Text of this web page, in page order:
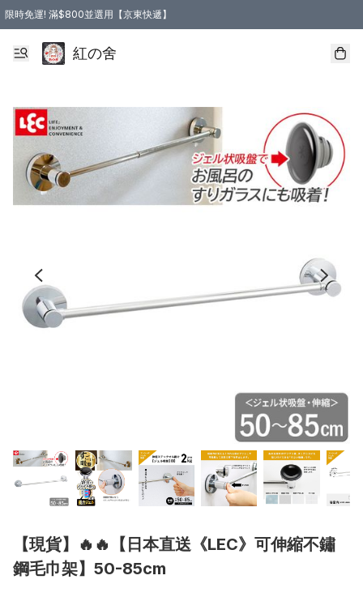
限時免運! 滿$800並選用【京東快遞】
紅の舍
【現貨】🔥🔥【日本直送《LEC》可伸縮不鏽
鋼毛巾架】50-85cm